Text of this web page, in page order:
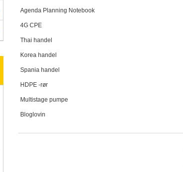
Agenda Planning Notebook
4G CPE
Thai handel
Korea handel
Spania handel
HDPE -rør
Multistage pumpe
Bloglovin